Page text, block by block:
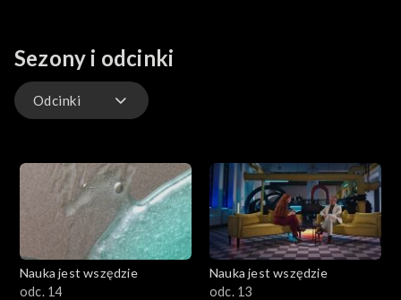
Sezony i odcinki
Odcinki
Nauka jest wszędzie
odc. 14
Nauka jest wszędzie
odc. 13